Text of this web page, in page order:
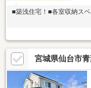
■築浅住宅！■各室収納スペ
宮城県仙台市